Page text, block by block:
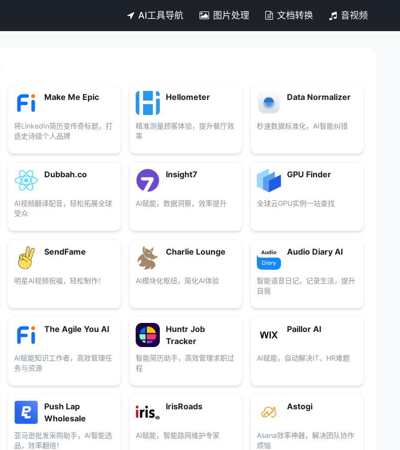
AI工具导航 图片处理 文档转换 音视频
Make Me Epic
将LinkedIn简历变传奇标题，打
造史诗级个人品牌
Hellometer
精准测量顾客体验，提升餐厅效
率
Data Normalizer
秒速数据标准化，AI智能纠错
Dubbah.co
AI视频翻译配音，轻松拓展全球
受众
Insight7
AI赋能，数据洞察，效率提升
GPU Finder
全球云GPU实例一站查找
SendFame
明星AI视频祝福，轻松制作！
Charlie Lounge
AI模块化枢纽，简化AI体验
Audio Diary AI
智能语音日记，记录生活，提升
自我
The Agile You AI
AI赋能知识工作者，高效管理任
务与资源
Huntr Job
Tracker
智能简历助手，高效管理求职过
程
Paillor AI
AI赋能，自动解决IT、HR难题
Push Lap
Wholesale
亚马逊批发采购助手，AI智能选
品，效率翻倍！
IrisRoads
AI赋能，智能路网维护专家
Astogi
Asana效率神器，解决团队协作
烦恼